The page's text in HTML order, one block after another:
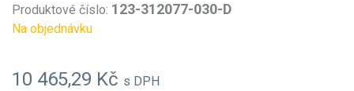
Produktové číslo: 123-312077-030-D
Na objednávku
10 465,29 Kč s DPH